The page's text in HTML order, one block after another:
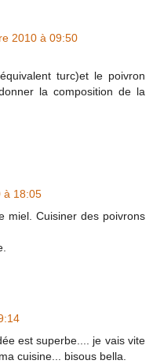
2010 à 09:50
turc)et le poivron
la composition de la
à 18:05
miel. Cuisiner des poivrons
est superbe.... je vais vite
cuisine... bisous bella.